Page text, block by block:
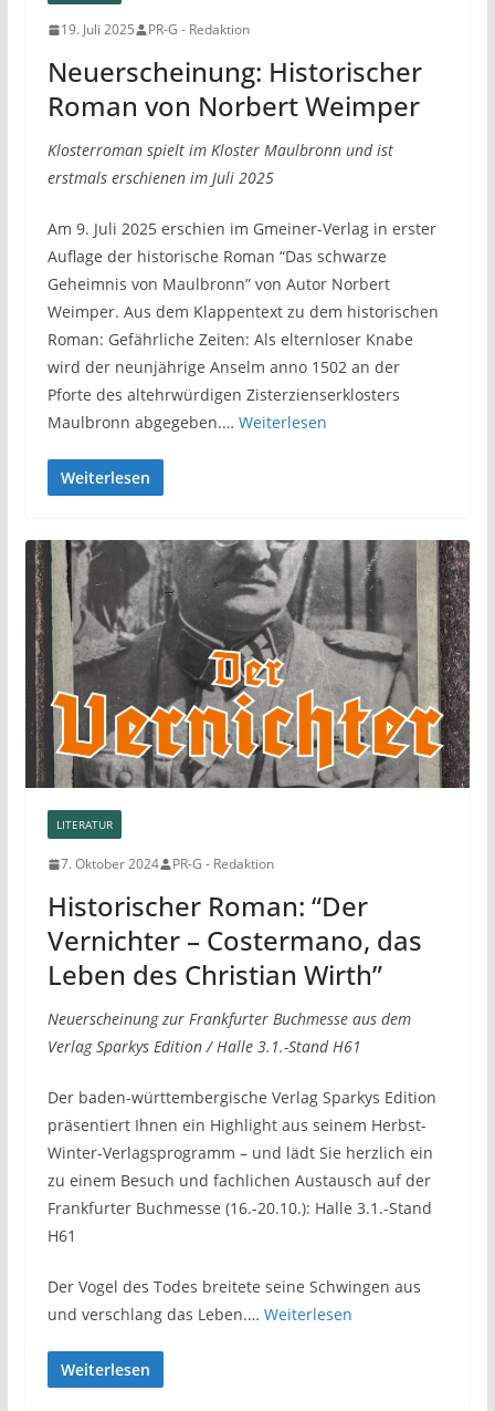
19. Juli 2025 PR-G - Redaktion
Neuerscheinung: Historischer
Roman von Norbert Weimper
Klosterroman spielt im Kloster Maulbronn und ist
erstmals erschienen im Juli 2025
Am 9. Juli 2025 erschien im Gmeiner-Verlag in erster
Auflage der historische Roman “Das schwarze
Geheimnis von Maulbronn” von Autor Norbert
Weimper. Aus dem Klappentext zu dem historischen
Roman: Gefährliche Zeiten: Als elternloser Knabe
wird der neunjährige Anselm anno 1502 an der
Pforte des altehrwürdigen Zisterzienserklosters
Maulbronn abgegeben.… Weiterlesen
Weiterlesen
LITERATUR
7. Oktober 2024 PR-G - Redaktion
Historischer Roman: “Der
Vernichter – Costermano, das
Leben des Christian Wirth”
Neuerscheinung zur Frankfurter Buchmesse aus dem
Verlag Sparkys Edition / Halle 3.1.-Stand H61
Der baden-württembergische Verlag Sparkys Edition
präsentiert Ihnen ein Highlight aus seinem Herbst-
Winter-Verlagsprogramm – und lädt Sie herzlich ein
zu einem Besuch und fachlichen Austausch auf der
Frankfurter Buchmesse (16.-20.10.): Halle 3.1.-Stand
H61
Der Vogel des Todes breitete seine Schwingen aus
und verschlang das Leben.… Weiterlesen
Weiterlesen